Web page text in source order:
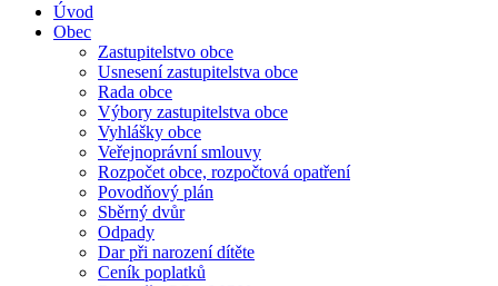
Úvod
Obec
Zastupitelstvo obce
Usnesení zastupitelstva obce
Rada obce
Výbory zastupitelstva obce
Vyhlášky obce
Veřejnoprávní smlouvy
Rozpočet obce, rozpočtová opatření
Povodňový plán
Sběrný dvůr
Odpady
Dar při narození dítěte
Ceník poplatků